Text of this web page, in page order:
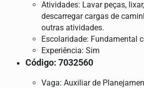
Atividades: Lavar peças,
descarregar cargas de
outras atividades.
Escolaridade: Fundamental
Experiência: Sim
Código: 7032560
Vaga: Auxiliar de